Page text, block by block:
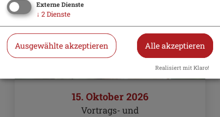
15. Oktober 2026
Vortrags- und
Externe Dienste
↓ 2Dienste
Ausgewählte akzeptieren Alle akzeptieren
Realisiert mit Klaro!